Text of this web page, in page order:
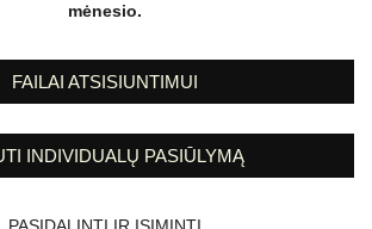
mėnesio.
FAILAI ATSISIUNTIMUI
INDIVIDUALŲ PASIŪLYMĄ